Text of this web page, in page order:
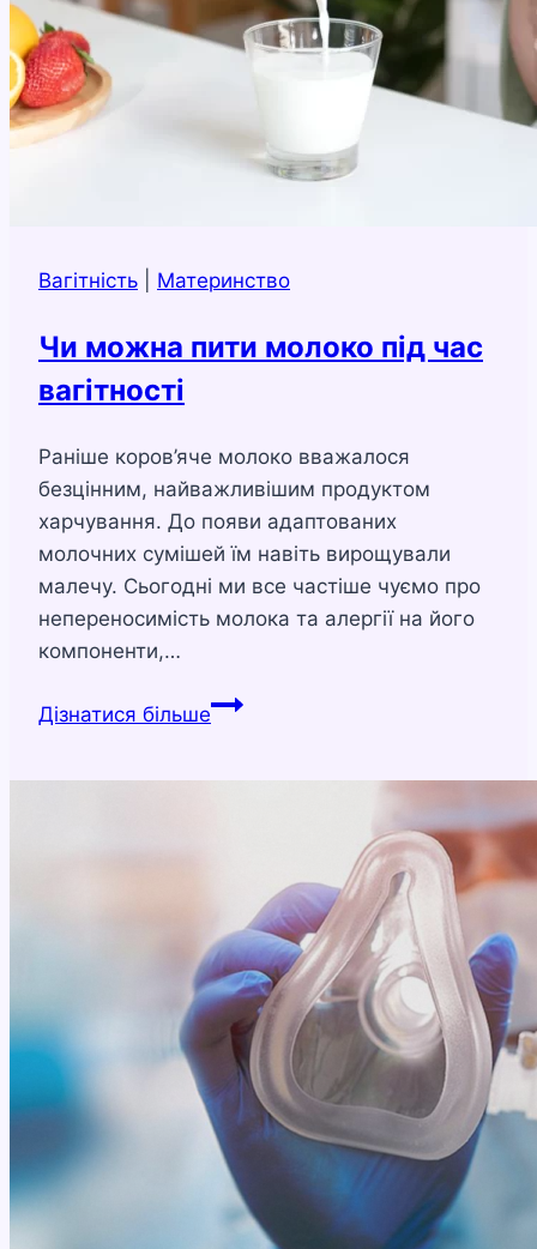
Вагітність Материнство
Чи можна пити молоко під час
вагітності
Раніше коров’яче молоко вважалося
безцінним, найважливішим продуктом
харчування. До появи адаптованих
молочних сумішей їм навіть вирощували
малечу. Сьогодні ми все частіше чуємо про
непереносимість молока та алергії на його
компоненти,…
Дізнатися більшеЧи
вагітності